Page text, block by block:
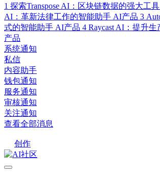
1 探索Transpose AI：区块链数据的强大工具
AI：革新法律工作的智能助手 AI产品 3
式的智能助手 AI产品 4 Raycast AI：提升
产品
系统通知
私信
内容助手
钱包通知
服务通知
审核通知
关注通知
查看全部消息
创作